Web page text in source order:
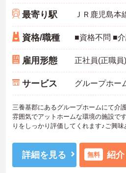
最寄り駅
資格/職種
雇用形態 正社員(正職員)
サービス グループホー
三養基郡にあるグループホームにて介
雰囲気でアットホームな環境の施設で
りをしっかり評価してくれます♪ご興味
詳細を見る 無料 紹介